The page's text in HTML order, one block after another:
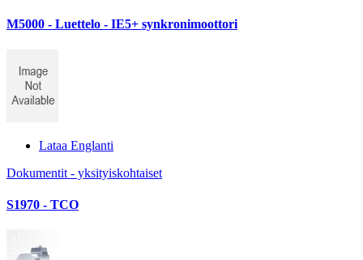
M5000 - Luettelo - IE5+ synkronimoottori
Lataa Englanti
Dokumentit - yksityiskohtaiset
S1970 - TCO